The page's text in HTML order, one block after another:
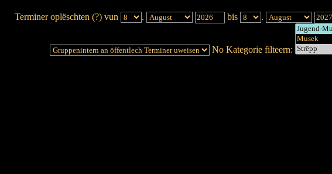
Terminer oplëschten (?) vun . bis .
No Kategorie filteern: